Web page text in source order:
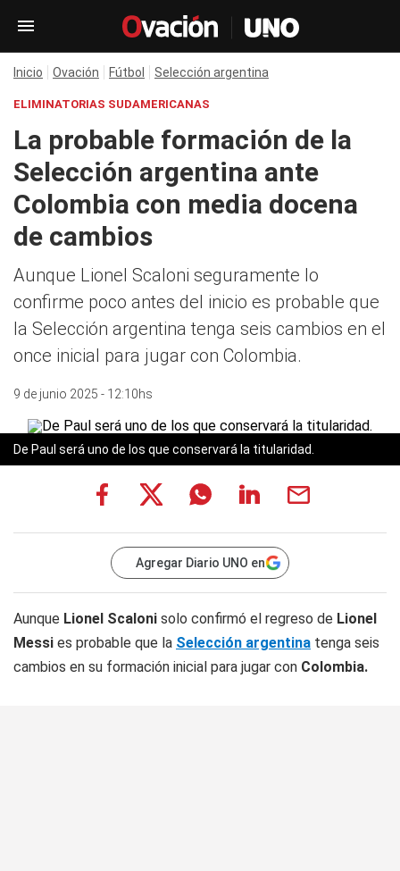
Inicio Ovación Fútbol Selección argentina
ELIMINATORIAS SUDAMERICANAS
La probable formación de la
Selección argentina ante
Colombia con media docena
de cambios
Aunque Lionel Scaloni seguramente lo
confirme poco antes del inicio es probable que
la Selección argentina tenga seis cambios en el
once inicial para jugar con Colombia.
9 de junio 2025 - 12:10hs
De Paul será uno de los que conservará la titularidad.
Agregar Diario UNO en
Aunque Lionel Scaloni solo confirmó el regreso de Lionel
Messi es probable que la Selección argentina tenga seis
cambios en su formación inicial para jugar con Colombia.